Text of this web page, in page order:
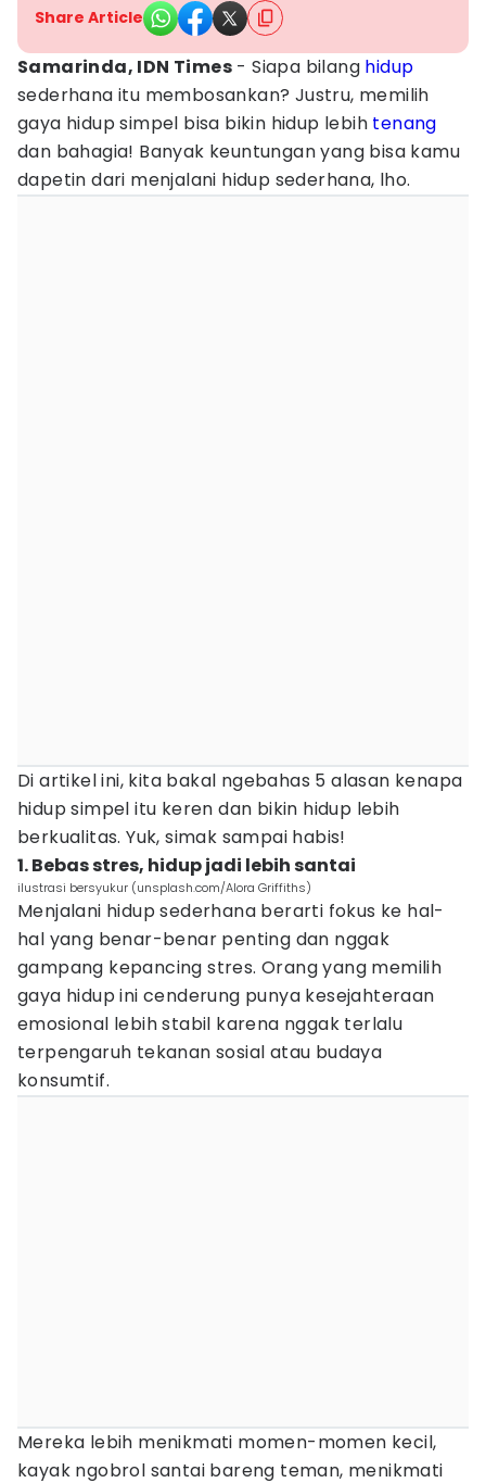
Share Article
Samarinda, IDN Times - Siapa bilang hidup
sederhana itu membosankan? Justru, memilih
gaya hidup simpel bisa bikin hidup lebih tenang
dan bahagia! Banyak keuntungan yang bisa kamu
dapetin dari menjalani hidup sederhana, lho.
Di artikel ini, kita bakal ngebahas 5 alasan kenapa
hidup simpel itu keren dan bikin hidup lebih
berkualitas. Yuk, simak sampai habis!
1. Bebas stres, hidup jadi lebih santai
ilustrasi bersyukur (unsplash.com/Alora Griffiths)
Menjalani hidup sederhana berarti fokus ke hal-
hal yang benar-benar penting dan nggak
gampang kepancing stres. Orang yang memilih
gaya hidup ini cenderung punya kesejahteraan
emosional lebih stabil karena nggak terlalu
terpengaruh tekanan sosial atau budaya
konsumtif.
Mereka lebih menikmati momen-momen kecil,
kayak ngobrol santai bareng teman, menikmati